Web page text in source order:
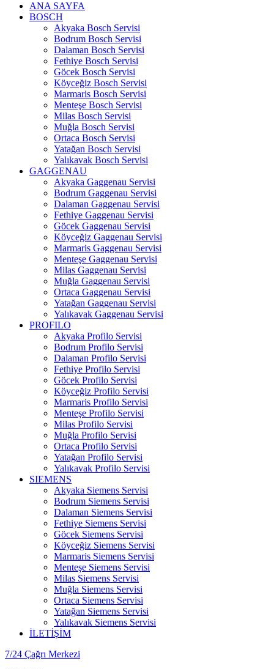
ANA SAYFA
BOSCH
Akyaka Bosch Servisi
Bodrum Bosch Servisi
Dalaman Bosch Servisi
Fethiye Bosch Servisi
Göcek Bosch Servisi
Köyceğiz Bosch Servisi
Marmaris Bosch Servisi
Menteşe Bosch Servisi
Milas Bosch Servisi
Muğla Bosch Servisi
Ortaca Bosch Servisi
Yatağan Bosch Servisi
Yalıkavak Bosch Servisi
GAGGENAU
Akyaka Gaggenau Servisi
Bodrum Gaggenau Servisi
Dalaman Gaggenau Servisi
Fethiye Gaggenau Servisi
Göcek Gaggenau Servisi
Köyceğiz Gaggenau Servisi
Marmaris Gaggenau Servisi
Menteşe Gaggenau Servisi
Milas Gaggenau Servisi
Muğla Gaggenau Servisi
Ortaca Gaggenau Servisi
Yatağan Gaggenau Servisi
Yalıkavak Gaggenau Servisi
PROFILO
Akyaka Profilo Servisi
Bodrum Profilo Servisi
Dalaman Profilo Servisi
Fethiye Profilo Servisi
Göcek Profilo Servisi
Köyceğiz Profilo Servisi
Marmaris Profilo Servisi
Menteşe Profilo Servisi
Milas Profilo Servisi
Muğla Profilo Servisi
Ortaca Profilo Servisi
Yatağan Profilo Servisi
Yalıkavak Profilo Servisi
SIEMENS
Akyaka Siemens Servisi
Bodrum Siemens Servisi
Dalaman Siemens Servisi
Fethiye Siemens Servisi
Göcek Siemens Servisi
Köyceğiz Siemens Servisi
Marmaris Siemens Servisi
Menteşe Siemens Servisi
Milas Siemens Servisi
Muğla Siemens Servisi
Ortaca Siemens Servisi
Yatağan Siemens Servisi
Yalıkavak Siemens Servisi
İLETİŞİM
7/24 Çağrı Merkezi